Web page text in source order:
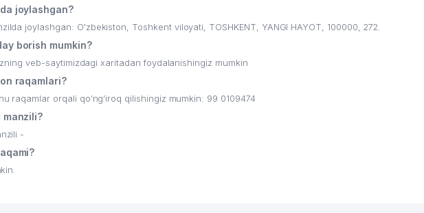
joylashgan?
joylashgan: O'zbekiston, Toshkent viloyati, TOSHKENT, YANGI HAYOT, 100000, 272.
borish mumkin?
veb-saytimizdagi xaritadan foydalanishingiz mumkin
raqamlari?
raqamlar orqali qo’ng’iroq qilishingiz mumkin: 99 0109474
manzili?
-